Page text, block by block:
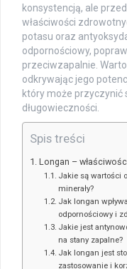
konsystencją, ale
właściwości
potasu oraz
odpornościowy,
przeciwzapalnie.
odkrywając jego
który może przyczynić
długowieczności.
Spis treści
Longan –
Jakie są wartości
minerały?
Jak longan
odpornościowy i
Jakie jest
na stany zapalne?
Jak longan jest
zastosowanie i